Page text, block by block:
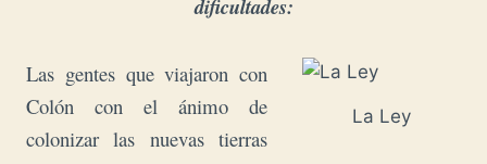
dificultades:
La Ley
Las gentes que viajaron con
Colón con el ánimo de
colonizar las nuevas tierras